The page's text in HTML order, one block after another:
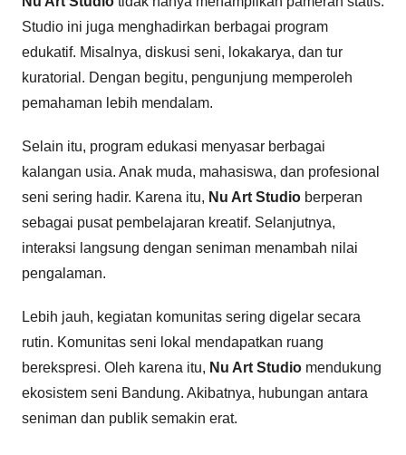
Studio ini juga menghadirkan berbagai program
edukatif. Misalnya, diskusi seni, lokakarya, dan tur
kuratorial. Dengan begitu, pengunjung memperoleh
pemahaman lebih mendalam.
Selain itu, program edukasi menyasar berbagai
kalangan usia. Anak muda, mahasiswa, dan profesional
seni sering hadir. Karena itu, Nu Art Studio berperan
sebagai pusat pembelajaran kreatif. Selanjutnya,
interaksi langsung dengan seniman menambah nilai
pengalaman.
Lebih jauh, kegiatan komunitas sering digelar secara
rutin. Komunitas seni lokal mendapatkan ruang
berekspresi. Oleh karena itu, Nu Art Studio mendukung
ekosistem seni Bandung. Akibatnya, hubungan antara
seniman dan publik semakin erat.